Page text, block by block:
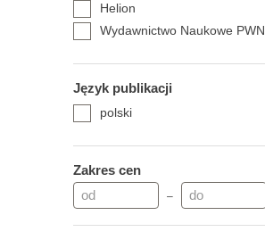
Helion
Wydawnictwo Naukowe PWN
Język publikacji
polski
Zakres cen
–